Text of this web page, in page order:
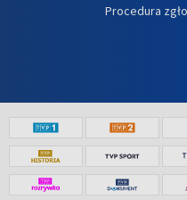
Procedura